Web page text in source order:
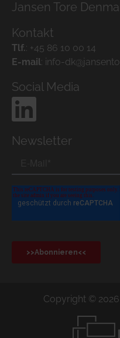
Jansen Tore
Kontakt
Tlf.: +45 86 10 00 14
E-mail: info-
Social Media
Newsletter
Copyright ©